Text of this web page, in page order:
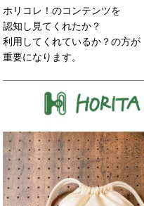
ホリコレ！のコンテンツを
認知し見てくれたか？
利用してくれているか？の方が
重要になります。